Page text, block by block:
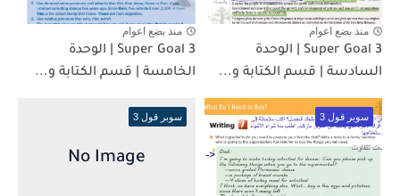
منذ بضع اعوام
Super Goal 3 | الوحدة
السادسة | قسم الكتابة و...
منذ بضع اعوام
Super Goal 3 | الوحدة
الخامسة | قسم الكتابة و...
سوبر قول 3 سوبر قول 3